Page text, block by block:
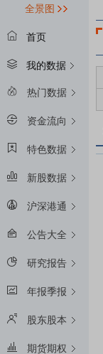
全景图
首页
我的数据
热门数据
资金流向
特色数据
新股数据
沪深港通
公告大全
研究报告
年报季报
股东股本
期货期权